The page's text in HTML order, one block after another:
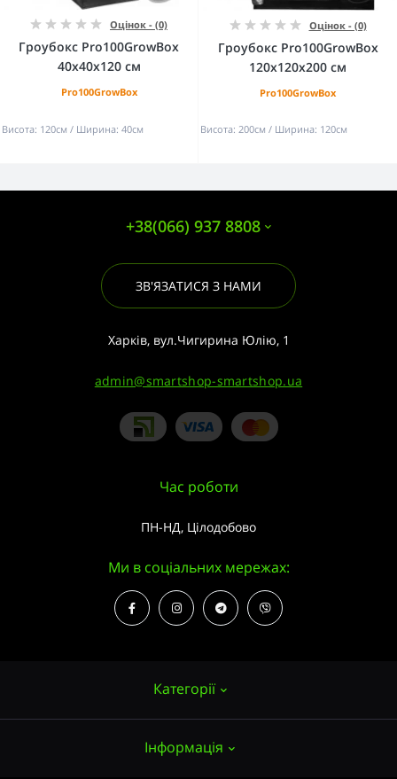
Оцінок - (0)
Гроубокс Pro100GrowBox
40x40x120 см
Pro100GrowBox
Висота: 120см Ширина: 40см
Оцінок - (0)
Гроубокс Pro100GrowBox
120х120х200 см
Pro100GrowBox
Висота: 200см Ширина: 120см
+38(066) 937 8808
ЗВ'ЯЗАТИСЯ З НАМИ
Харків, вул.Чигирина Юлію, 1
admin@smartshop-smartshop.ua
Категорії
Інформація
Час роботи
ПН-НД, Цілодобово
Ми в соціальних мережах: